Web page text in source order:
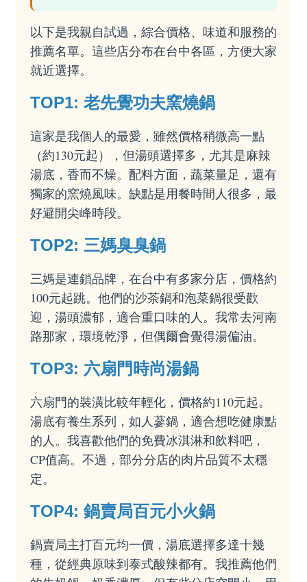
以下是我親自試過，綜合價格、味道和服務的
推薦名單。這些店分布在台中各區，方便大家
就近選擇。
TOP1: 老先覺功夫窯燒鍋
這家是我個人的最愛，雖然價格稍微高一點
（約130元起），但湯頭選擇多，尤其是麻辣
湯底，香而不燥。配料方面，蔬菜量足，還有
獨家的窯燒風味。缺點是用餐時間人很多，最
好避開尖峰時段。
TOP2: 三媽臭臭鍋
三媽是連鎖品牌，在台中有多家分店，價格約
100元起跳。他們的沙茶鍋和泡菜鍋很受歡
迎，湯頭濃郁，適合重口味的人。我常去河南
路那家，環境乾淨，但偶爾會覺得湯偏油。
TOP3: 六扇門時尚湯鍋
六扇門的裝潢比較年輕化，價格約110元起。
湯底有養生系列，如人蔘鍋，適合想吃健康點
的人。我喜歡他們的免費冰淇淋和飲料吧，
CP值高。不過，部分分店的肉片品質不太穩
定。
TOP4: 鍋賣局百元小火鍋
鍋賣局主打百元均一價，湯底選擇多達十幾
種，從經典原味到泰式酸辣都有。我推薦他們